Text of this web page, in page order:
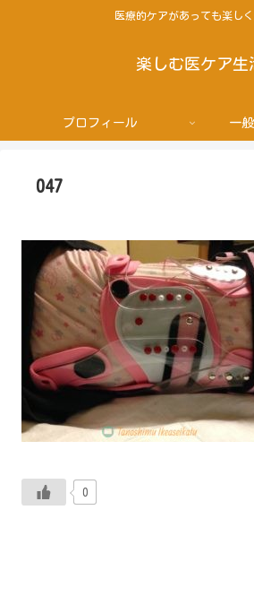
医療的ケアがあっても楽し
楽しむ医ケア生
プロフィール 一
047
0